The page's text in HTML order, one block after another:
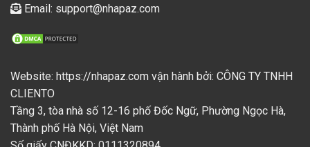
Email: support@nhapaz.com
Website: https://nhapaz.com vận hành bởi: CÔNG TY TNHH
CLIENTO
Tầng 3, tòa nhà số 12-16 phố Đốc Ngữ, Phường Ngọc Hà,
Thành phố Hà Nội, Việt Nam